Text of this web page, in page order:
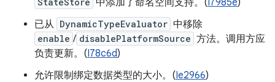
中添加了命名空间支持。(I7985e)
已从 DynamicTypeEvaluator 中移除
enable / disablePlatformSource 方法。调用方应
负责更新。(I78c6d)
允许限制绑定数据类型的大小。(Ie2966)